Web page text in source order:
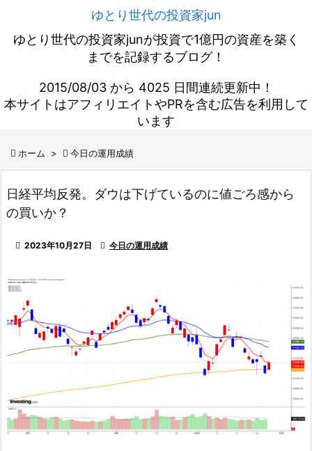
ゆとり世代の投資家jun
ゆとり世代の投資家junが投資で1億円の資産を築く
までを記録するブログ！
2015/08/03 から 4025 日間連続更新中！
本サイトはアフィリエイトやPRを含む広告を利用して
います
 ホーム >  今日の運用成績
日経平均反発。ダウは下げているのに値ごろ感から
の買いか？
 2023年10月27日  今日の運用成績